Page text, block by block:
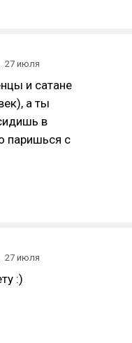
27 июля
и сатане
а ты
в
паришься с
27 июля
:)